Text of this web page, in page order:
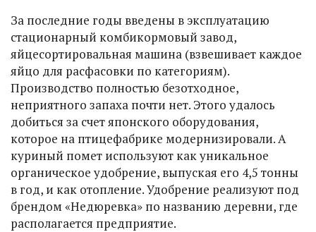
За последние годы введены в эксплуатацию
стационарный комбикормовый завод,
яйцесортировальная машина (взвешивает каждое
яйцо для расфасовки по категориям).
Производство полностью безотходное,
неприятного запаха почти нет. Этого удалось
добиться за счет японского оборудования,
которое на птицефабрике модернизировали. А
куриный помет используют как уникальное
органическое удобрение, выпуская его 4,5 тонны
в год, и как отопление. Удобрение реализуют под
брендом «Недюревка» по названию деревни, где
располагается предприятие.